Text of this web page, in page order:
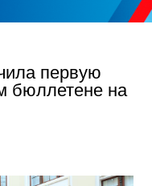
первую
бюллетене на